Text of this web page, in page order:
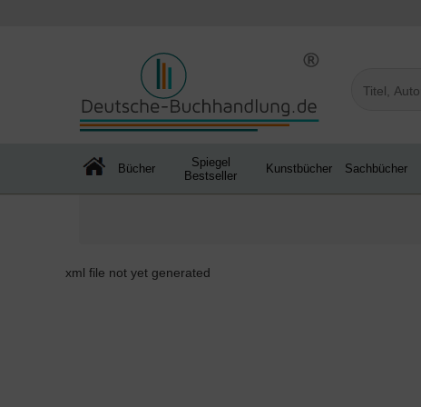
Bücher
Spiegel
Bestseller
Kunstbücher Sachbücher
xml file not yet generated